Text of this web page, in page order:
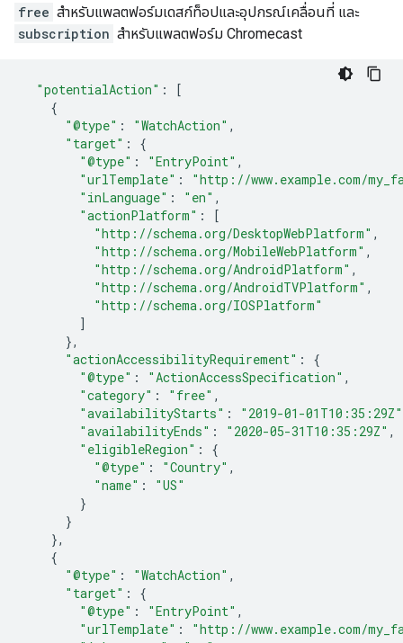
free สำหรับแพลตฟอร์มเดสก์ท็อปและอุปกรณ์เคลื่อนที่ และ
subscription สำหรับแพลตฟอร์ม Chromecast
"potentialAction" :
[
{
"@type" : "WatchAction" ,
"target" :
{
"@type" : "EntryPoint" ,
"urlTemplate" :
"http://www.example.com/
"inLanguage" : "en" ,
"actionPlatform" :
[
"http://schema.org/DesktopWebPlatform" ,
"http://schema.org/MobileWebPlatform" ,
"http://schema.org/AndroidPlatform" ,
"http://schema.org/AndroidTVPlatform" ,
"http://schema.org/IOSPlatform"
]
},
"actionAccessibilityRequirement" :
{
"@type" : "ActionAccessSpecification" ,
"category" : "free" ,
"availabilityStarts" :
"2019-01-01T10:35:29Z"
"availabilityEnds" : "2020-05-31T10:35:29Z" ,
"eligibleRegion" :
{
"@type" : "Country" ,
"name" :
"US"
}
}
},
{
"@type" : "WatchAction" ,
"target" :
{
"@type" : "EntryPoint" ,
"urlTemplate" :
"http://www.example.com/